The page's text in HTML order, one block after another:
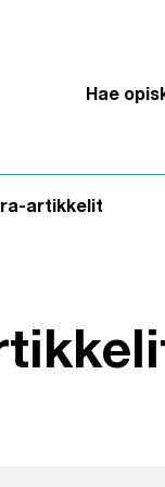
Hae
artikkelit